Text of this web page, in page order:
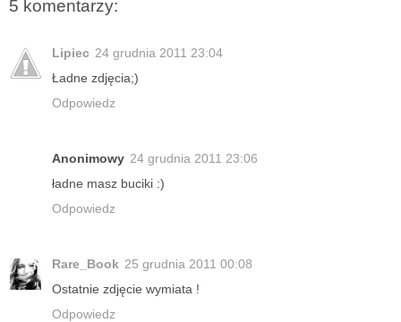
5 komentarzy:
Lipiec 24 grudnia 2011 23:04
Ładne zdjęcia;)
Odpowiedz
Anonimowy 24 grudnia 2011 23:06
ładne masz buciki :)
Odpowiedz
Rare_Book 25 grudnia 2011 00:08
Ostatnie zdjęcie wymiata !
Odpowiedz